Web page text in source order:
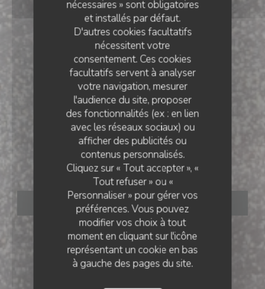
nécessaires » sont obligatoires
et installés par défaut.
D'autres cookies facultatifs
nécessitent votre
consentement. Ces cookies
facultatifs servent à analyser
votre navigation, mesurer
l'audience du site, proposer
des fonctionnalités (ex : en lien
avec les réseaux sociaux) ou
afficher des publicités ou
contenus personnalisés.
Cliquez sur « Tout accepter », «
Tout refuser » ou «
Personnaliser » pour gérer vos
préférences. Vous pouvez
modifier vos choix à tout
moment en cliquant sur l'icône
représentant un cookie en bas
à gauche des pages du site.
CUISINE FRANÇAISE • LESSINES
Le Tramasure
RÉSERVER